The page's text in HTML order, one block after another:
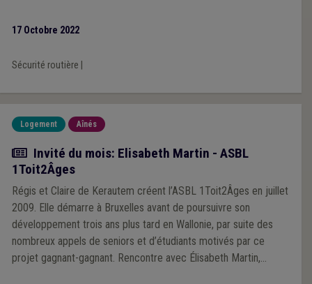
17 Octobre 2022
Sécurité routière
Logement Aînés
Article
Invité du mois: Elisabeth Martin - ASBL
1Toit2Âges
Régis et Claire de Kerautem créent l’ASBL 1Toit2Âges en juillet
2009. Elle démarre à Bruxelles avant de poursuivre son
développement trois ans plus tard en Wallonie, par suite des
nombreux appels de seniors et d’étudiants motivés par ce
projet gagnant-gagnant. Rencontre avec Élisabeth Martin,